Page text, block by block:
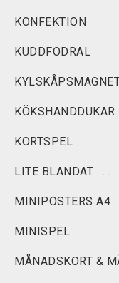
KONFEKTION
KUDDFODRAL
KÖKSHANDDUKAR
KORTSPEL
LITE BLANDAT . . .
MINIPOSTERS A4
MINISPEL
MÅNADSKORT &